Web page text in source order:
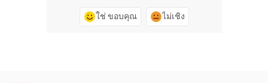
ใช่ ขอบคุณ ไม่เชิง